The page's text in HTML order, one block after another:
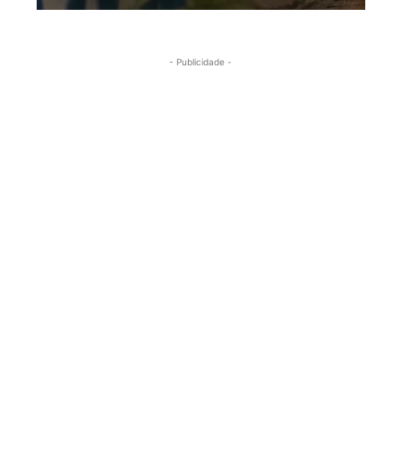
- Publicidade -